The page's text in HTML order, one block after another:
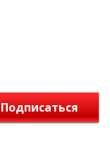
Подписаться